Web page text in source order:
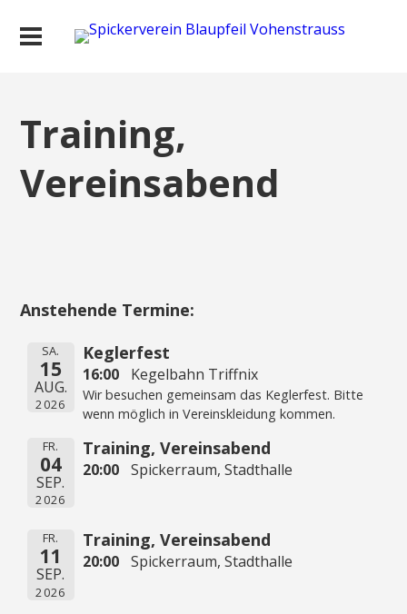
Training,
Vereinsabend
Anstehende Termine:
SA.
15
AUG.
2026
Keglerfest
16:00 Kegelbahn Triffnix
Wir besuchen gemeinsam das Keglerfest. Bitte
wenn möglich in Vereinskleidung kommen.
FR.
04
SEP.
2026
Training, Vereinsabend
20:00 Spickerraum, Stadthalle
FR.
11
SEP.
2026
Training, Vereinsabend
20:00 Spickerraum, Stadthalle